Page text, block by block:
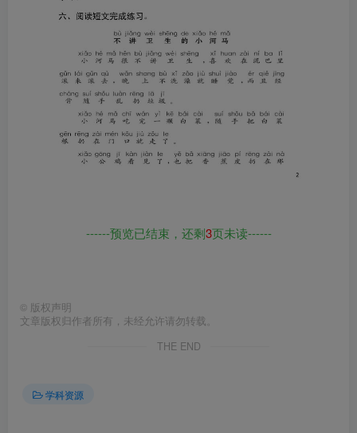
------预览已结束，还剩3页未读------
© 版权声明
文章版权归作者所有，未经允许请勿转载。
THE END
学科资源